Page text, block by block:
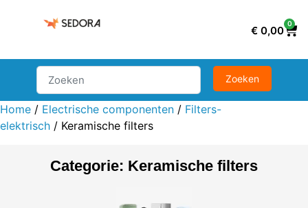
€ 0,00
0
Home / Electrische componenten / Filters-
elektrisch / Keramische filters
Categorie: Keramische filters